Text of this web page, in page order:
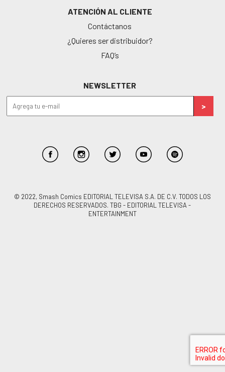
ATENCIÓN AL CLIENTE
Contáctanos
¿Quieres ser distribuidor?
FAQ’s
NEWSLETTER
© 2022, Smash Comics EDITORIAL TELEVISA S.A. DE C.V. TODOS LOS
DERECHOS RESERVADOS. TBG - EDITORIAL TELEVISA -
ENTERTAINMENT